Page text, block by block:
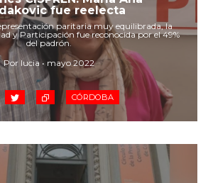
Cruz del Eje
de Ansenuza
La Carlota y zona
Laboulaye y sur
Bell Ville
Río Tercero
Despeñaderos
fue reelecta
paritaria muy equilibrada, la
y Participación fue reconocida por el 49%
del padrón.
Por lucia • mayo 2022
CÓRDOBA